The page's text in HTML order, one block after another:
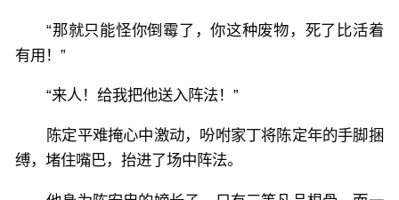
“那就只能怪你倒霉了，你这种废物，死了比活着
有用！”
“来人！给我把他送入阵法！”
陈定平难掩心中激动，吩咐家丁将陈定年的手脚捆
缚，堵住嘴巴，抬进了场中阵法。